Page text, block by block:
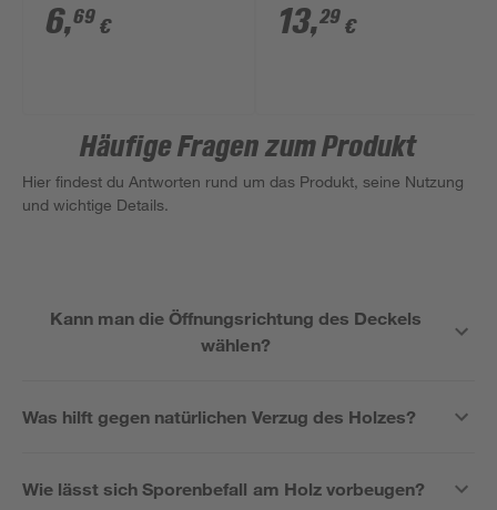
mm 4 Stück
6,69 € 13,29 €
Häufige Fragen zum Produkt
Hier findest du Antworten rund um das Produkt, seine Nutzung
und wichtige Details.
Kann man die Öffnungsrichtung des Deckels
wählen?
Was hilft gegen natürlichen Verzug des Holzes?
Wie lässt sich Sporenbefall am Holz vorbeugen?